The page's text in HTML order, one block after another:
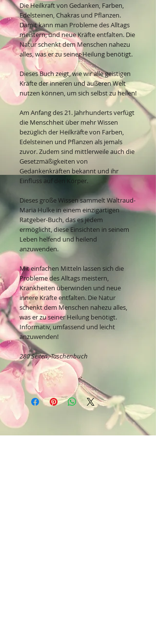
Die Heilkraft von Gedanken, Farben,
Edelsteinen, Chakras und Pflanzen.
Damit kann man Probleme des Alltags
meistern, und neue Kräfte entfalten. Die
Natur schenkt dem Menschen nahezu
alles, was er zu seiner Heilung benötigt.
Dieses Buch zeigt, wie wir alle geistigen
Kräfte der inneren und äußeren Welt
nutzen können, um sich selbst zu heilen!
Am Anfang des 21. Jahrhunderts verfügt
die Menschheit über mehr Wissen
bezüglich der Heilkräfte von Farben,
Edelsteinen und Pflanzen als jemals
zuvor. Zudem sind mittlerweile auch die
Gesetzmäßigkeiten von
Gedankenkräften bekannt und ihr
Einfluss auf den Körper.
Dieses große Wissen sammelt Waltraud-
Maria Hulke in einem einzigartigen
Ratgeber-Buch, das es jedem
ermöglicht, diese Einsichten in seinem
Leben helfend und heilend
anzuwenden.
Mit einfachen Mitteln lassen sich die
Probleme des Alltags meistern,
Krankheiten überwinden und neue
innere Kräfte entfalten. Die Natur
schenkt dem Menschen nahezu alles,
was er zu seiner Heilung benötigt.
Informativ, umfassend und leicht
anzuwenden!
280 Seiten, Taschenbuch